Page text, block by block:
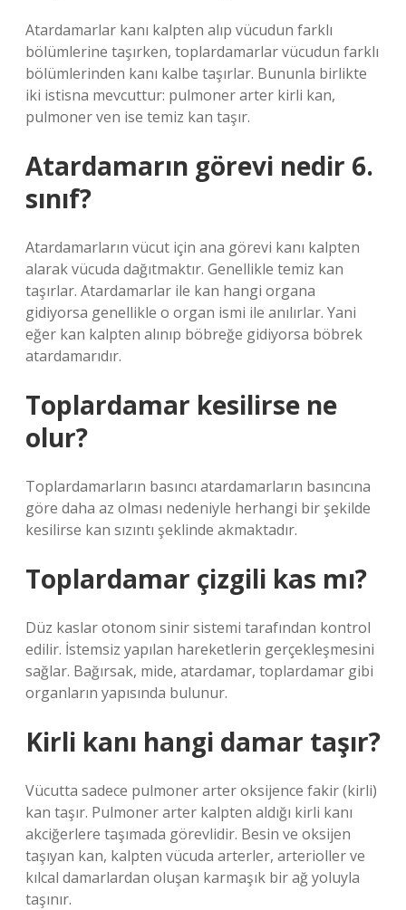
Atardamarlar kanı kalpten alıp vücudun farklı
bölümlerine taşırken, toplardamarlar vücudun farklı
bölümlerinden kanı kalbe taşırlar. Bununla birlikte
iki istisna mevcuttur: pulmoner arter kirli kan,
pulmoner ven ise temiz kan taşır.
Atardamarın görevi nedir 6.
sınıf?
Atardamarların vücut için ana görevi kanı kalpten
alarak vücuda dağıtmaktır. Genellikle temiz kan
taşırlar. Atardamarlar ile kan hangi organa
gidiyorsa genellikle o organ ismi ile anılırlar. Yani
eğer kan kalpten alınıp böbreğe gidiyorsa böbrek
atardamarıdır.
Toplardamar kesilirse ne
olur?
Toplardamarların basıncı atardamarların basıncına
göre daha az olması nedeniyle herhangi bir şekilde
kesilirse kan sızıntı şeklinde akmaktadır.
Toplardamar çizgili kas mı?
Düz kaslar otonom sinir sistemi tarafından kontrol
edilir. İstemsiz yapılan hareketlerin gerçekleşmesini
sağlar. Bağırsak, mide, atardamar, toplardamar gibi
organların yapısında bulunur.
Kirli kanı hangi damar taşır?
Vücutta sadece pulmoner arter oksijence fakir (kirli)
kan taşır. Pulmoner arter kalpten aldığı kirli kanı
akciğerlere taşımada görevlidir. Besin ve oksijen
taşıyan kan, kalpten vücuda arterler, arterioller ve
kılcal damarlardan oluşan karmaşık bir ağ yoluyla
taşınır.